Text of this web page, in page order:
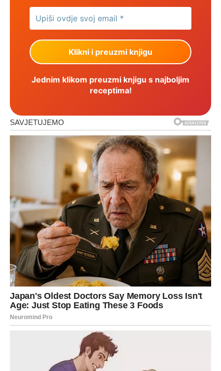
Jednim klikom preuzmi knjigu s najboljim
receptima!